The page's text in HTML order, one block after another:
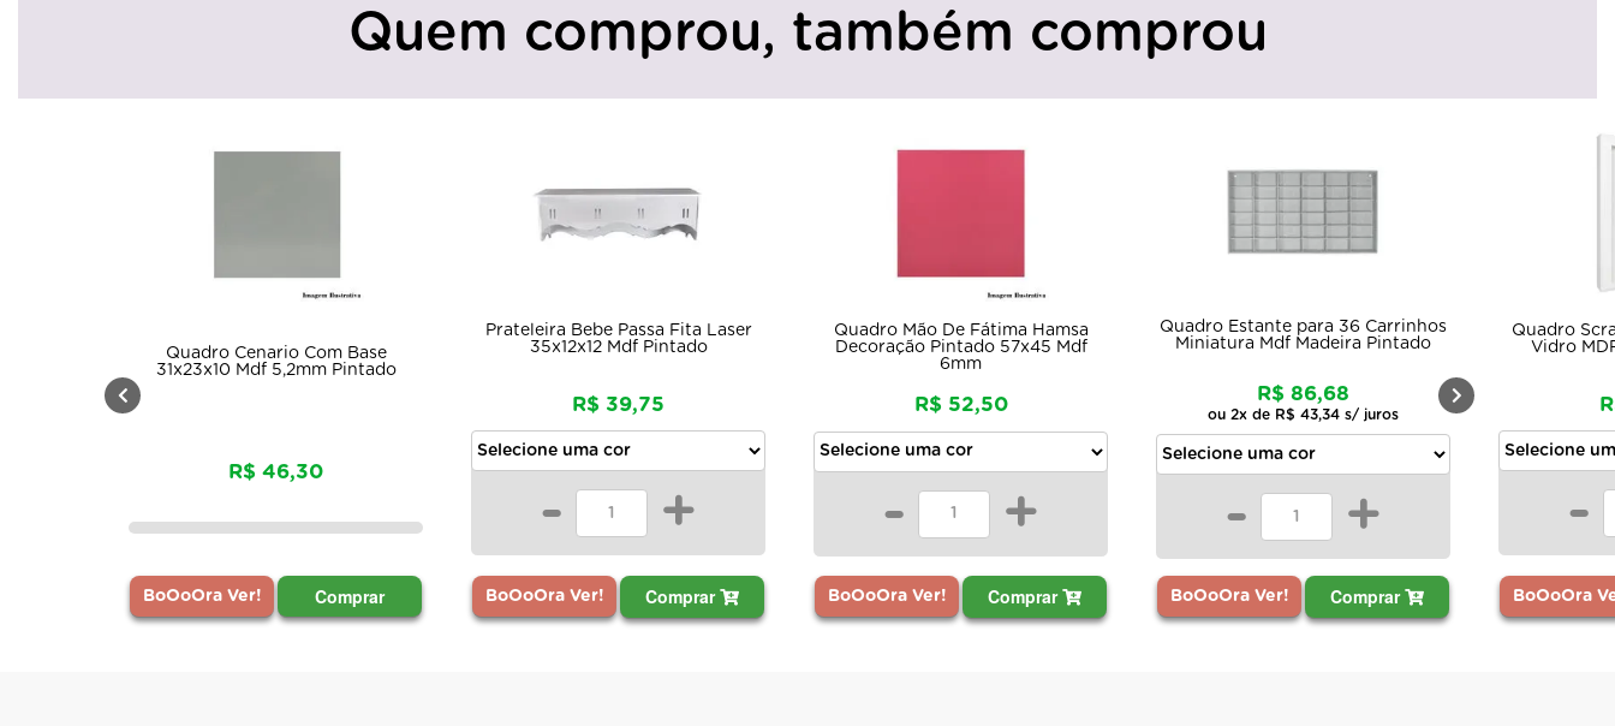
Quem comprou, também comprou
Quadro Cenario Com Base
31x23x10 Mdf 5,2mm Pintado
R$ 46,30
BoOoOra Ver! Comprar
Prateleira Bebe Passa Fita Laser
35x12x12 Mdf Pintado
R$ 39,75
- +
BoOoOra Ver! Comprar
Quadro Mão De Fátima Hamsa
Decoração Pintado 57x45 Mdf
6mm
R$ 52,50
- +
BoOoOra Ver! Comprar
Quadro Estante para 36 Carrinhos
Miniatura Mdf Madeira Pintado
R$ 86,68
ou 2x de R$ 43,34 s/ juros
- +
BoOoOra Ver! Comprar
Quadro
Vidro
-
BoOoOra